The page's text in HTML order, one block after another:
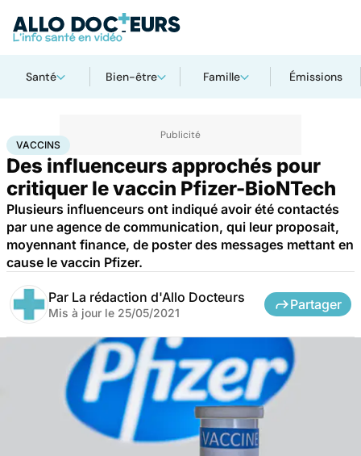
Santé Bien-être Famille Émissions
AccueilSanté Vaccins
VACCINS
Des influenceurs approchés pour
critiquer le vaccin Pfizer-BioNTech
Plusieurs influenceurs ont indiqué avoir été contactés
par une agence de communication, qui leur proposait,
moyennant finance, de poster des messages mettant en
cause le vaccin Pfizer.
Par La rédaction d'Allo Docteurs
Mis à jour le 25/05/2021
Partager